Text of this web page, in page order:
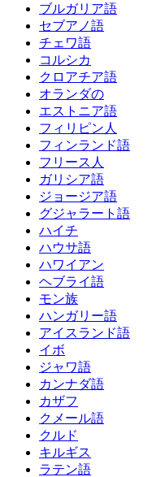
ブルガリア語
セブアノ語
チェワ語
コルシカ
クロアチア語
オランダの
エストニア語
フィリピン人
フィンランド語
フリース人
ガリシア語
ジョージア語
グジャラート語
ハイチ
ハウサ語
ハワイアン
ヘブライ語
モン族
ハンガリー語
アイスランド語
イボ
ジャワ語
カンナダ語
カザフ
クメール語
クルド
キルギス
ラテン語